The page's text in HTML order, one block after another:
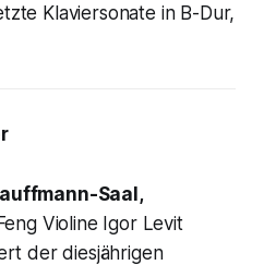
Klaviersonate in B-Dur,
Saal,
Violine Igor Levit
der diesjährigen